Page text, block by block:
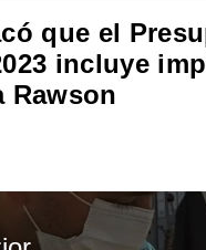
que el
incluye
Rawson